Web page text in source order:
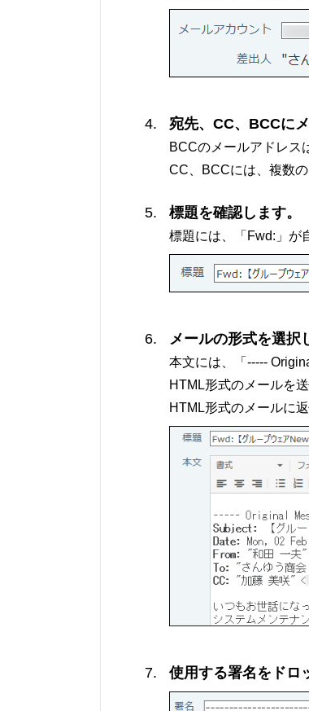
宛先、CC、BCCに
BCCのメールアドレス
CC、BCCには、複数
標題を確認します。
標題には、「Fwd:」が
メールの形式を選択
本文には、「-----
HTML形式のメールを
HTML形式のメールに
使用する署名をドロ